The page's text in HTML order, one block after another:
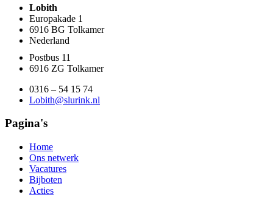
Lobith
Europakade 1
6916 BG Tolkamer
Nederland
Postbus 11
6916 ZG Tolkamer
0316 – 54 15 74
Lobith@slurink.nl
Pagina's
Home
Ons netwerk
Vacatures
Bijboten
Acties